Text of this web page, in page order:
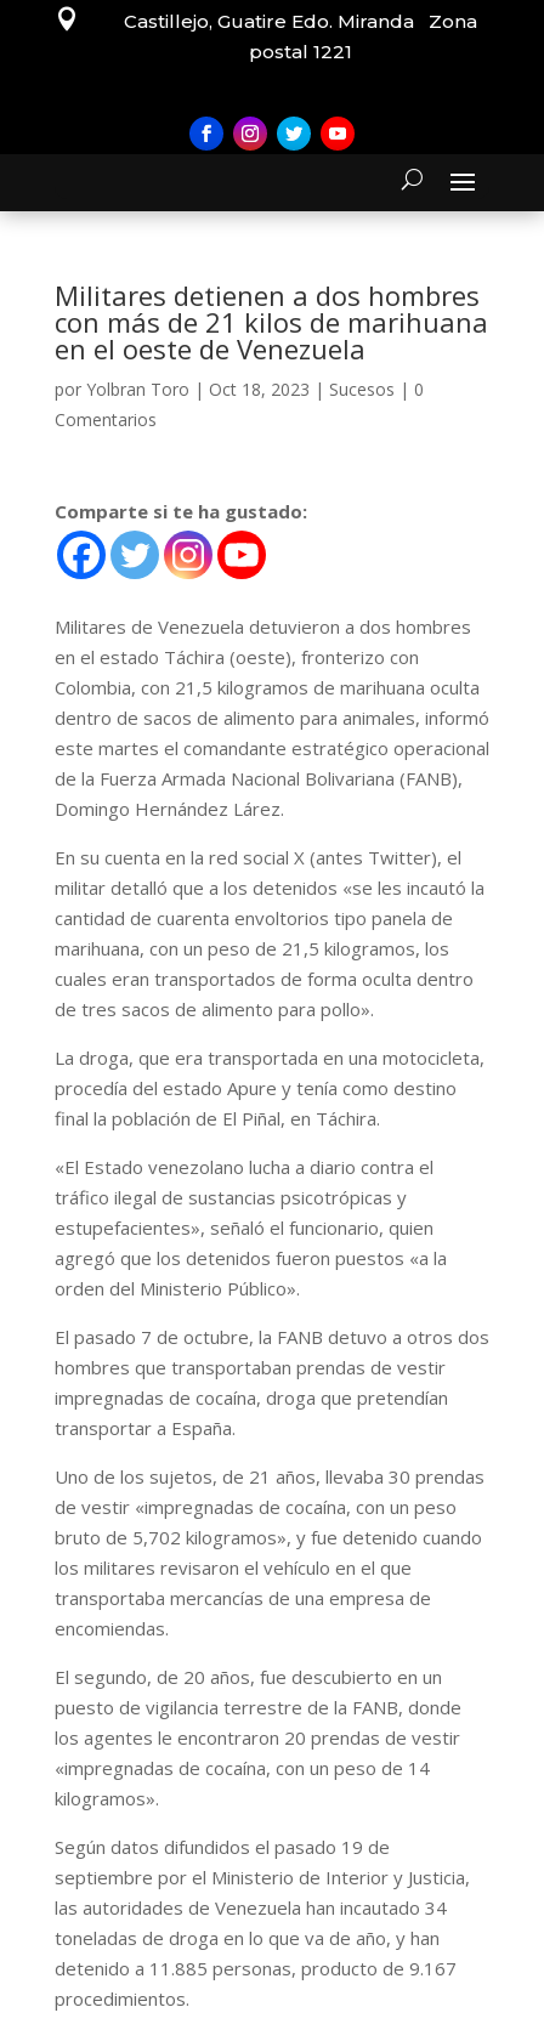

Castillejo, Guatire Edo. Miranda Zona
postal 1221
Militares detienen a dos hombres
con más de 21 kilos de marihuana
en el oeste de Venezuela
por Yolbran Toro | Oct 18, 2023 | Sucesos | 0
Comentarios
Comparte si te ha gustado:
Militares de Venezuela detuvieron a dos hombres
en el estado Táchira (oeste), fronterizo con
Colombia, con 21,5 kilogramos de marihuana oculta
dentro de sacos de alimento para animales, informó
este martes el comandante estratégico operacional
de la Fuerza Armada Nacional Bolivariana (FANB),
Domingo Hernández Lárez.
En su cuenta en la red social X (antes Twitter), el
militar detalló que a los detenidos «se les incautó la
cantidad de cuarenta envoltorios tipo panela de
marihuana, con un peso de 21,5 kilogramos, los
cuales eran transportados de forma oculta dentro
de tres sacos de alimento para pollo».
La droga, que era transportada en una motocicleta,
procedía del estado Apure y tenía como destino
final la población de El Piñal, en Táchira.
«El Estado venezolano lucha a diario contra el
tráfico ilegal de sustancias psicotrópicas y
estupefacientes», señaló el funcionario, quien
agregó que los detenidos fueron puestos «a la
orden del Ministerio Público».
El pasado 7 de octubre, la FANB detuvo a otros dos
hombres que transportaban prendas de vestir
impregnadas de cocaína, droga que pretendían
transportar a España.
Uno de los sujetos, de 21 años, llevaba 30 prendas
de vestir «impregnadas de cocaína, con un peso
bruto de 5,702 kilogramos», y fue detenido cuando
los militares revisaron el vehículo en el que
transportaba mercancías de una empresa de
encomiendas.
El segundo, de 20 años, fue descubierto en un
puesto de vigilancia terrestre de la FANB, donde
los agentes le encontraron 20 prendas de vestir
«impregnadas de cocaína, con un peso de 14
kilogramos».
Según datos difundidos el pasado 19 de
septiembre por el Ministerio de Interior y Justicia,
las autoridades de Venezuela han incautado 34
toneladas de droga en lo que va de año, y han
detenido a 11.885 personas, producto de 9.167
procedimientos.